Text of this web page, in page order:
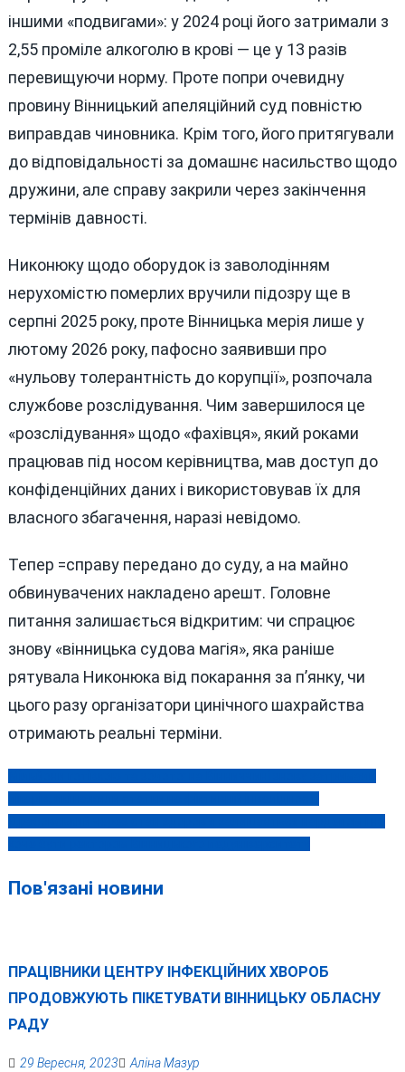
іншими «подвигами»: у 2024 році його затримали з
2,55 проміле алкоголю в крові — це у 13 разів
перевищуючи норму. Проте попри очевидну
провину Вінницький апеляційний суд повністю
виправдав чиновника. Крім того, його притягували
до відповідальності за домашнє насильство щодо
дружини, але справу закрили через закінчення
термінів давності.
Никонюку щодо оборудок із заволодінням
нерухомістю померлих вручили підозру ще в
серпні 2025 року, проте Вінницька мерія лише у
лютому 2026 року, пафосно заявивши про
«нульову толерантність до корупції», розпочала
службове розслідування. Чим завершилося це
«розслідування» щодо «фахівця», який роками
працював під носом керівництва, мав доступ до
конфіденційних даних і використовував їх для
власного збагачення, наразі невідомо.
Тепер =справу передано до суду, а на майно
обвинувачених накладено арешт. Головне
питання залишається відкритим: чи спрацює
знову «вінницька судова магія», яка раніше
рятувала Никонюка від покарання за п’янку, чи
цього разу організатори цинічного шахрайства
отримають реальні терміни.
Навігація
записів
Пов'язані новини
ПРАЦІВНИКИ ЦЕНТРУ ІНФЕКЦІЙНИХ ХВОРОБ
ПРОДОВЖУЮТЬ ПІКЕТУВАТИ ВІННИЦЬКУ ОБЛАСНУ
РАДУ
29 Вересня, 2023 Аліна Мазур